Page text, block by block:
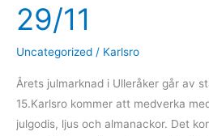
29/11
Uncategorized / Karlsro
Årets julmarknad i Ulleråker går av
15.Karlsro kommer att medverka
julgodis, ljus och almanackor. Det